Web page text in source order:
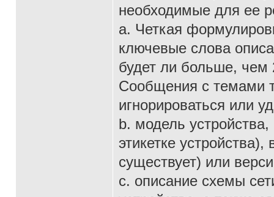
необходимые для ее
a. Четкая
ключевые слова
будет ли больше, чем
Сообщения с темами
игнорироваться или
b. модель
этикетке
существует) или
c. описание схемы